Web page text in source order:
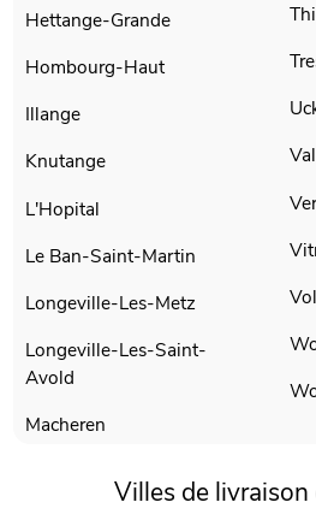
Hettange-Grande
Hombourg-Haut
Illange
Knutange
L'Hopital
Le Ban-Saint-Martin
Longeville-Les-Metz
Longeville-Les-Saint-
Avold
Macheren
Villes de livraison